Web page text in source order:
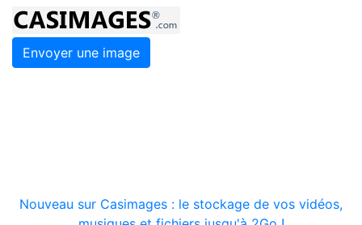
Envoyer une image
Nouveau sur Casimages : le stockage de vos vidéos,